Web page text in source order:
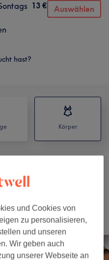
13 € Auswählen
hast?
Körper
und Cookies von
zu personalisieren,
und unseren
Wir geben auch
unserer Webseite an